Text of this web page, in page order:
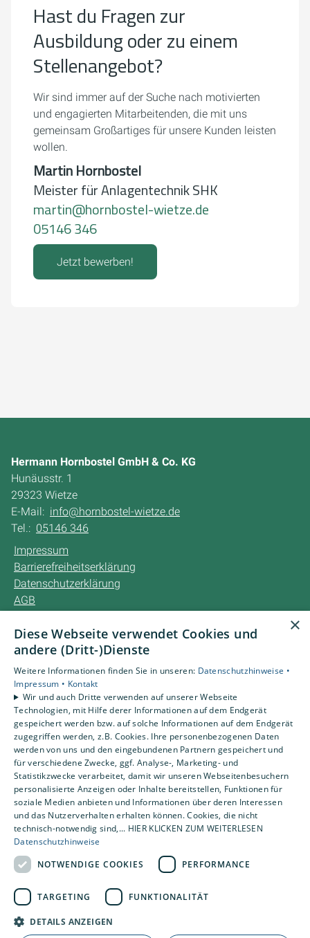
Hast du Fragen zur
Ausbildung oder zu einem
Stellenangebot?
Wir sind immer auf der Suche nach motivierten
und engagierten Mitarbeitenden, die mit uns
gemeinsam Großartiges für unsere Kunden leisten
wollen.
Martin Hornbostel
Meister für Anlagentechnik SHK
martin@hornbostel-wietze.de
05146 346
Jetzt bewerben!
Hermann Hornbostel GmbH & Co. KG
Hunäusstr. 1
29323 Wietze
E-Mail: info@hornbostel-wietze.de
Tel.: 05146 346
Impressum
Barrierefreiheitserklärung
Datenschutzerklärung
AGB
Unsere Bereiche
Privatkunden
Karriere
Unternehmen
Kontakt
Um externe HTML-Inhalte anzuzeigen, benötigen wir
Ihre Einwilligung.
Weitere Informationen finden Sie in unserer
Datenschutzerklärung.
Cookie-Einstellungen öffnen
×
Diese Webseite verwendet Cookies und
andere (Dritt-)Dienste
Weitere Informationen finden Sie in unseren: Datenschutzhinweise •
Impressum • Kontakt
Wir und auch Dritte verwenden auf unserer Webseite
Technologien, mit Hilfe derer Informationen auf dem Endgerät
gespeichert werden bzw. auf solche Informationen auf dem Endgerät
zugegriffen werden, z.B. Cookies. Ihre personenbezogenen Daten
werden von uns und den eingebundenen Partnern gespeichert und
für verschiedene Zwecke, ggf. Analyse-, Marketing- und
Statistikzwecke verarbeitet, damit wir unseren Webseitenbesuchern
personalisierte Anzeigen oder Inhalte bereitstellen, Funktionen für
soziale Medien anbieten und Informationen über deren Interessen
und das Nutzerverhalten erhalten können. Cookies, die nicht
technisch-notwendig sind,... HIER KLICKEN ZUM WEITERLESEN
Datenschutzhinweise
NOTWENDIGE COOKIES
PERFORMANCE
TARGETING FUNKTIONALITÄT
DETAILS ANZEIGEN